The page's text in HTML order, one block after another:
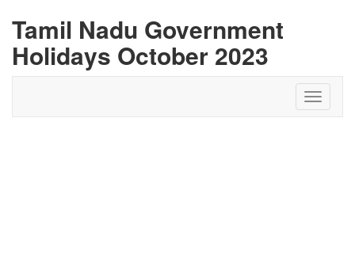
Tamil Nadu Government
Holidays October 2023